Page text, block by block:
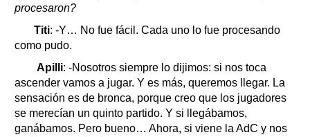
procesaron?
Titi: -Y… No fue fácil. Cada uno lo fue procesando
como pudo.
Apilli: -Nosotros siempre lo dijimos: si nos toca
ascender vamos a jugar. Y es más, queremos llegar. La
sensación es de bronca, porque creo que los jugadores
se merecían un quinto partido. Y si llegábamos,
ganábamos. Pero bueno… Ahora, si viene la AdC y nos